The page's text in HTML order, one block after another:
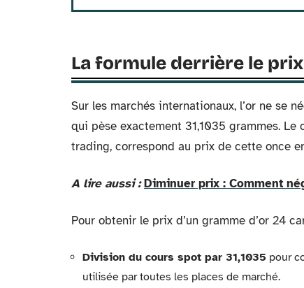
La formule derrière le
Sur les marchés internationaux, l’or ne se
qui pèse exactement 31,1035 grammes.
trading, correspond au prix de cette once
A lire aussi : Diminuer prix : Comment
Pour obtenir le prix d’un gramme d’or 24
Division du cours spot par 31,1035 pour
utilisée par toutes les places de marché.